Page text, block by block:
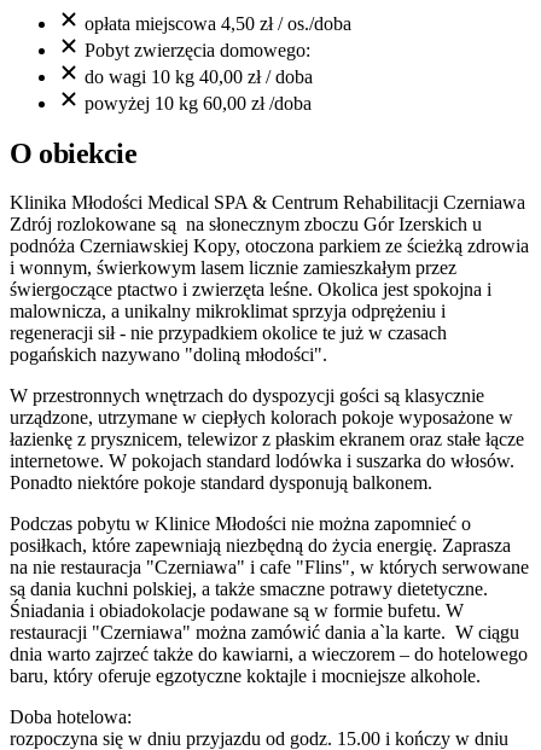
opłata miejscowa 4,50 zł / os./doba
Pobyt zwierzęcia domowego:
do wagi 10 kg 40,00 zł / doba
powyżej 10 kg 60,00 zł /doba
O obiekcie
Klinika Młodości Medical SPA & Centrum Rehabilitacji Czerniawa
Zdrój rozlokowane są na słonecznym zboczu Gór Izerskich u
podnóża Czerniawskiej Kopy, otoczona parkiem ze ścieżką zdrowia
i wonnym, świerkowym lasem licznie zamieszkałym przez
świergoczące ptactwo i zwierzęta leśne. Okolica jest spokojna i
malownicza, a unikalny mikroklimat sprzyja odprężeniu i
regeneracji sił - nie przypadkiem okolice te już w czasach
pogańskich nazywano "doliną młodości".
W przestronnych wnętrzach do dyspozycji gości są klasycznie
urządzone, utrzymane w ciepłych kolorach pokoje wyposażone w
łazienkę z prysznicem, telewizor z płaskim ekranem oraz stałe łącze
internetowe. W pokojach standard lodówka i suszarka do włosów.
Ponadto niektóre pokoje standard dysponują balkonem.
Podczas pobytu w Klinice Młodości nie można zapomnieć o
posiłkach, które zapewniają niezbędną do życia energię. Zaprasza
na nie restauracja "Czerniawa" i cafe "Flins", w których serwowane
są dania kuchni polskiej, a także smaczne potrawy dietetyczne.
Śniadania i obiadokolacje podawane są w formie bufetu. W
restauracji "Czerniawa" można zamówić dania a`la karte. W ciągu
dnia warto zajrzeć także do kawiarni, a wieczorem – do hotelowego
baru, który oferuje egzotyczne koktajle i mocniejsze alkohole.
Doba hotelowa:
rozpoczyna się w dniu przyjazdu od godz. 15.00 i kończy w dniu